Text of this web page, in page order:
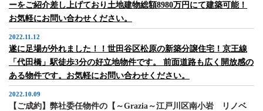
ーをご紹介差し上げており土地建物総額8980万円にて建築可能！
お気軽にお問い合わせください。
2022.11.12
遂に足場が外れました！！世田谷区松原の新築分譲住宅！京王線
「代田橋」駅徒歩3分の好立地物件です。 前面道路も広く開放感の
ある物件です。お気軽にお問い合わせください。
2022.10.09
【ご成約】弊社委任物件の【～Grazia～江戸川区南小岩 リノベ